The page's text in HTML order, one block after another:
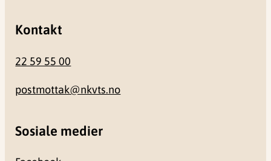
Kontakt
22 59 55 00
postmottak@nkvts.no
Sosiale medier